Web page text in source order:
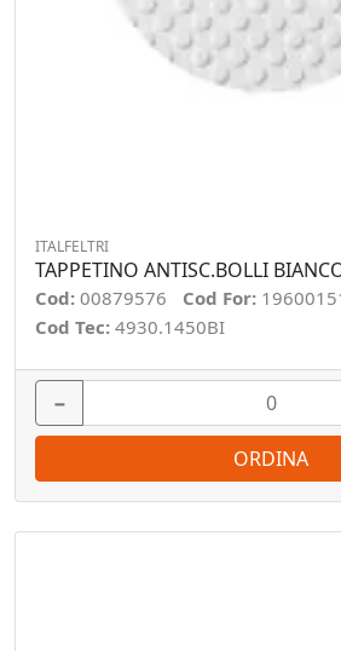
ITALFELTRI
TAPPETINO ANTISC.BOLLI
Cod: 00879576 Cod For:
Cod Tec: 4930.1450BI
−
ORDINA